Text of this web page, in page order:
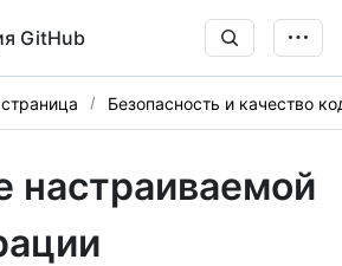
GitHub
Безопасность и качество
настраиваемой